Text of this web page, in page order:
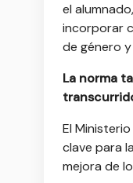
el
incorporar
de género
La norma
El
clave para
mejora de